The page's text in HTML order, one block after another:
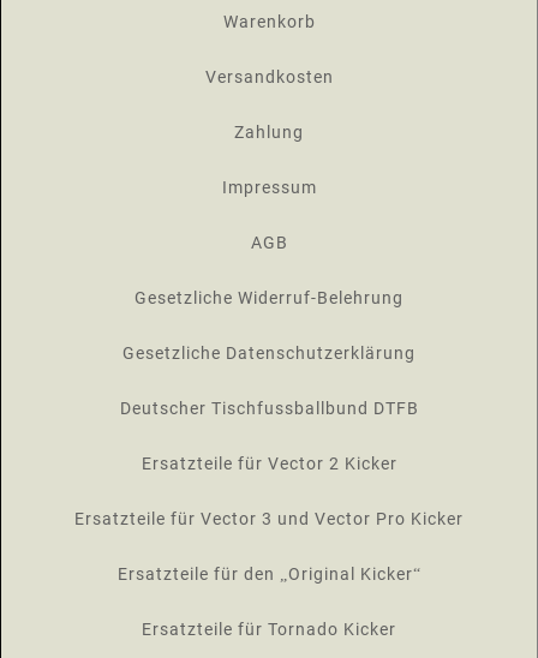
Warenkorb
Versandkosten
Zahlung
Impressum
AGB
Gesetzliche Widerruf-Belehrung
Gesetzliche Datenschutzerklärung
Deutscher Tischfussballbund DTFB
Ersatzteile für Vector 2 Kicker
Ersatzteile für Vector 3 und Vector Pro Kicker
Ersatzteile für den „Original Kicker“
Ersatzteile für Tornado Kicker